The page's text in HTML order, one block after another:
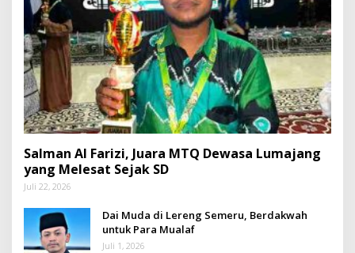
Salman Al Farizi, Juara MTQ Dewasa Lumajang
yang Melesat Sejak SD
Juli 22, 2026
Dai Muda di Lereng Semeru, Berdakwah
untuk Para Mualaf
Juli 1, 2026